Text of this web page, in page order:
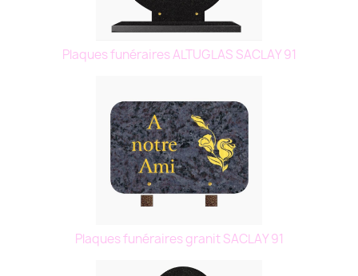
Plaques funéraires ALTUGLAS SACLAY 91
Plaques funéraires granit SACLAY 91